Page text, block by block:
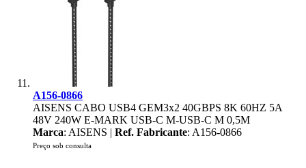
A156-0866
AISENS CABO USB4 GEM3x2 40GBPS 8K 60HZ 5A
48V 240W E-MARK USB-C M-USB-C M 0,5M
Marca: AISENS | Ref. Fabricante: A156-0866
Preço sob consulta